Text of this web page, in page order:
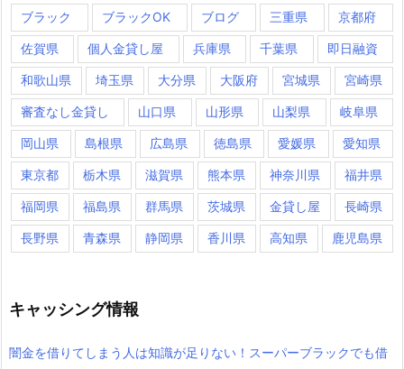
ブラック ブラックOK ブログ 三重県 京都府
佐賀県 個人金貸し屋 兵庫県 千葉県 即日融資
和歌山県 埼玉県 大分県 大阪府 宮城県 宮崎県
審査なし金貸し 山口県 山形県 山梨県 岐阜県
岡山県 島根県 広島県 徳島県 愛媛県 愛知県
東京都 栃木県 滋賀県 熊本県 神奈川県 福井県
福岡県 福島県 群馬県 茨城県 金貸し屋 長崎県
長野県 青森県 静岡県 香川県 高知県 鹿児島県
キャッシング情報
闇金を借りてしまう人は知識が足りない！スーパーブラックでも借